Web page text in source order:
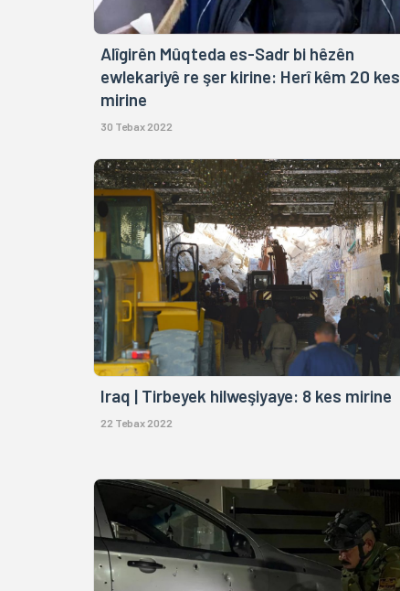
Alîgirên Mûqteda es-Sadr bi hêzên
ewlekariyê re şer kirine: Herî kêm 20 kes
mirine
30 Tebax 2022
Iraq | Tirbeyek hilweşiyaye: 8 kes mirine
22 Tebax 2022